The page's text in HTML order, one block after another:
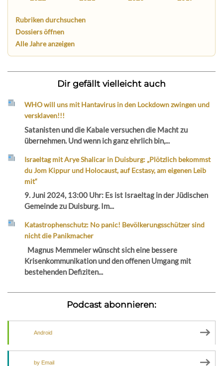
Rubriken durchsuchen
Dossiers öffnen
Alle Jahre anzeigen
Dir gefällt vielleicht auch
WHO will uns mit Hantavirus in den Lockdown zwingen und
versklaven!!!
Satanisten und die Kabale versuchen die Macht zu
übernehmen. Und wenn ich ganz ehrlich bin,...
Israeltag mit Arye Shalicar in Duisburg: „Plötzlich bekommst
du Jom Kippur und Holocaust, auf Ecstasy, am eigenen Leib
mit“
9. Juni 2024, 13:00 Uhr: Es ist Israeltag in der Jüdischen
Gemeinde zu Duisburg. Im...
Katastrophenschutz: No panic! Bevölkerungsschützer sind
nicht die Panikmacher
Magnus Memmeler wünscht sich eine bessere
Krisenkommunikation und den offenen Umgang mit
bestehenden Defiziten...
Podcast abonnieren:
Android
by Email